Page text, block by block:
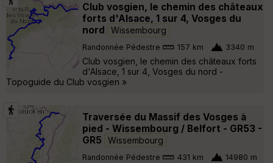
Club vosgien, le chemin des châteaux
forts d'Alsace, 1 sur 4, Vosges du
nord
Wissembourg
Randonnée Pédestre 157 km 3340 m
Club vosgien, le chemin des châteaux forts
d'Alsace, 1 sur 4, Vosges du nord -
Topoguide du Club vosgien »
Traversée du Massif des Vosges à
pied - Wissembourg / Belfort - GR53 -
GR5
Wissembourg
Randonnée Pédestre 431 km 14980 m